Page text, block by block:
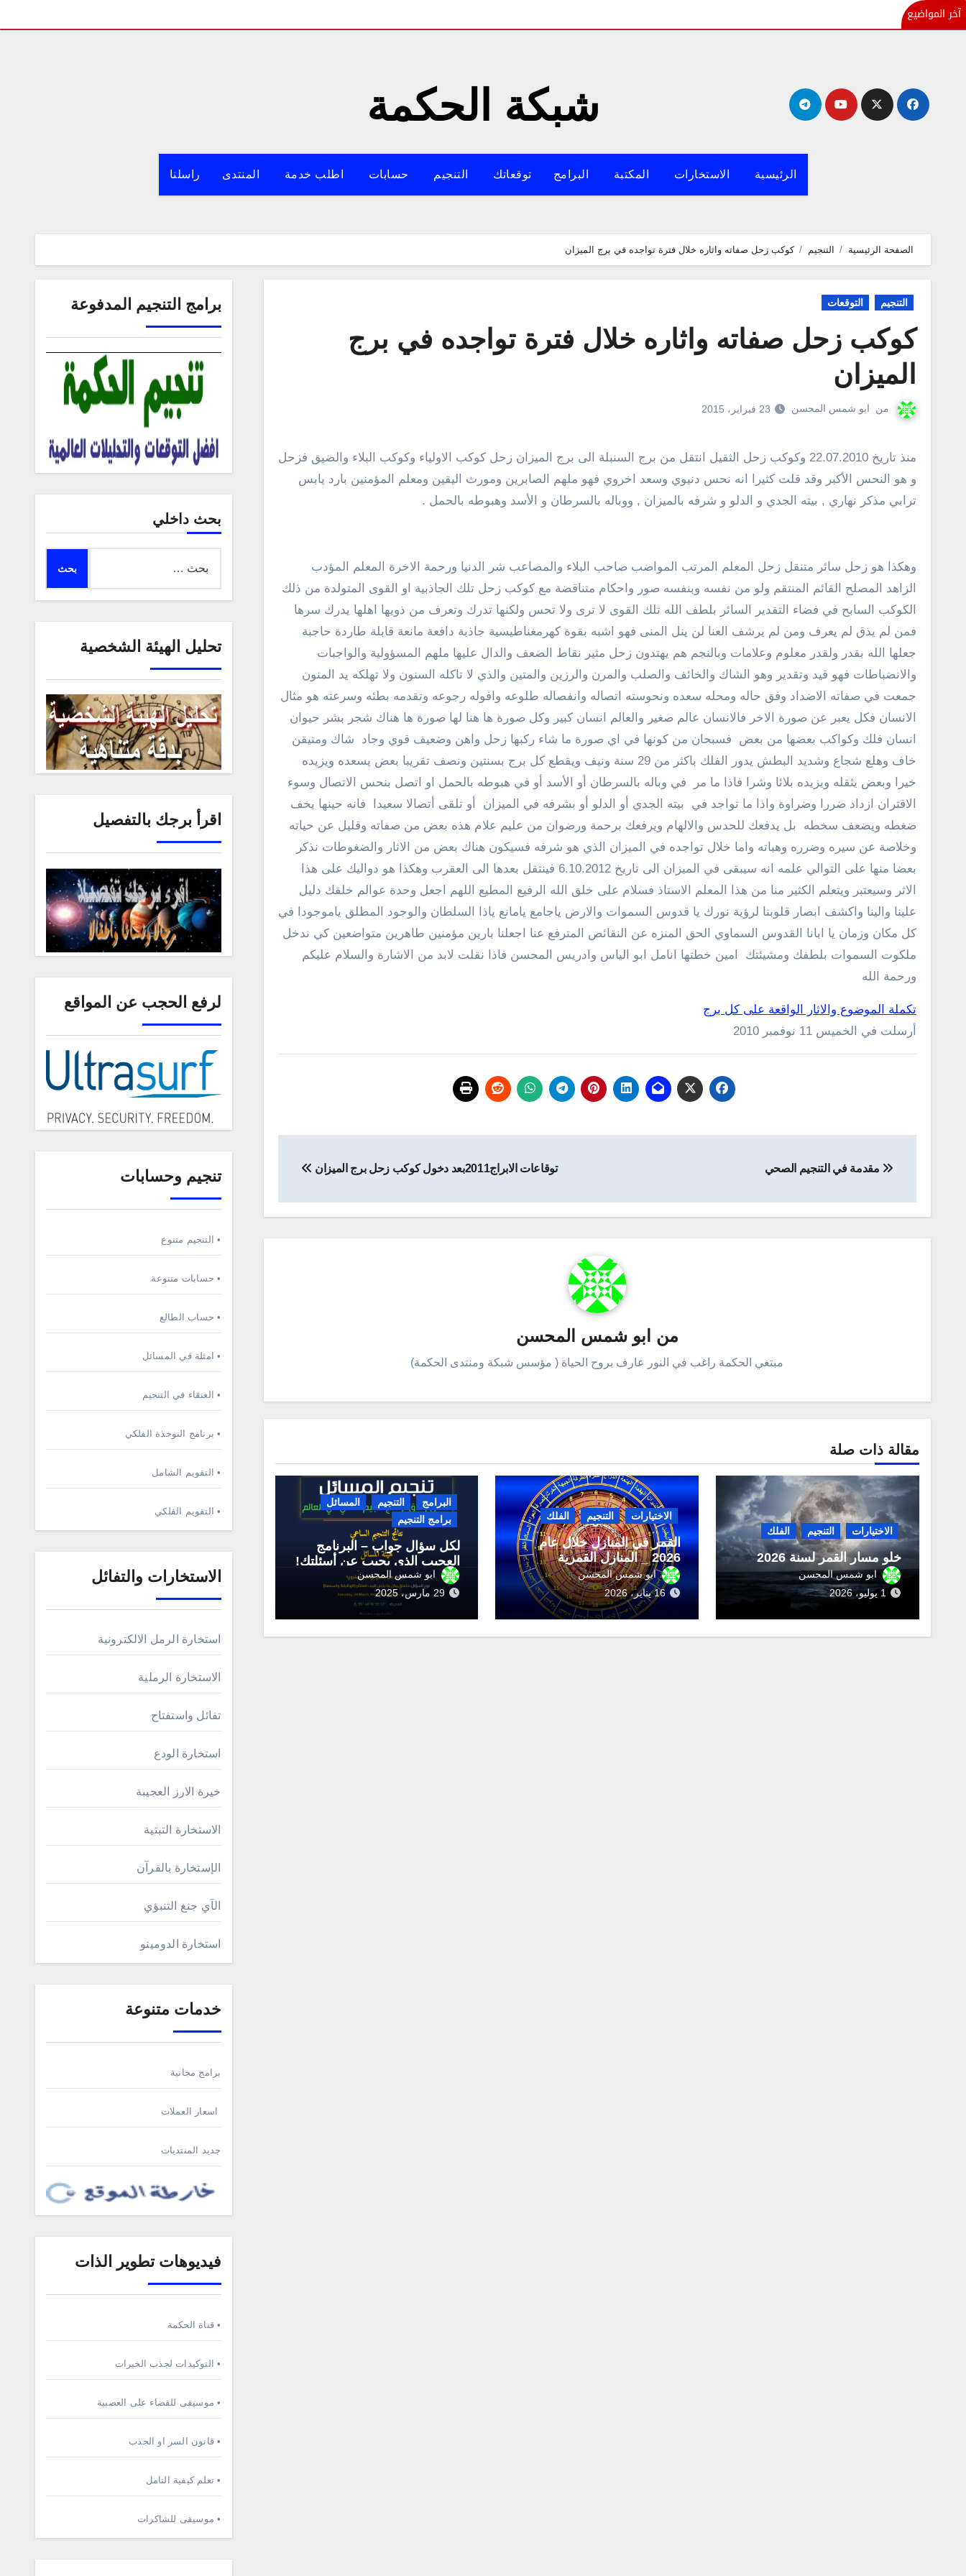
آخر المواضيع
شبكة الحكمة
الرئيسية الاستخارات المكتبة البرامج توقعاتك التنجيم حسابات اطلب خدمة المنتدى راسلنا
الصفحة الرئيسية التنجيم كوكب زحل صفاته واثاره خلال فترة تواجده في برج الميزان
التنجيم التوقعات
كوكب زحل صفاته واثاره خلال فترة تواجده في برج
الميزان
من ابو شمس المحسن 23 فبراير، 2015
منذ تاريخ 22.07.2010 وكوكب زحل الثقيل انتقل من برج السنبلة الى برج الميزان زحل كوكب الاولياء وكوكب البلاء والضيق فزحل
و هو النحس الأكبر وقد قلت كثيرا انه نحس دنيوي وسعد اخروي فهو ملهم الصابرين ومورث اليقين ومعلم المؤمنين بارد يابس
ترابي مذكر نهاري , بيته الجدي و الدلو و شرفه بالميزان , ووباله بالسرطان و الأسد وهبوطه بالحمل .
وهكذا هو زحل سائر متنقل زحل المعلم المرتب المواضب صاحب البلاء والمصاعب شر الدنيا ورحمة الاخرة المعلم المؤدب
الزاهد المصلح القائم المنتقم ولو من نفسه وبنفسه صور واحكام متناقضة مع كوكب زحل تلك الجاذبية او القوى المتولدة من ذلك
الكوكب السابح في فضاء التقدير السائر بلطف الله تلك القوى لا ترى ولا تحس ولكنها تدرك وتعرف من ذويها اهلها يدرك سرها
فمن لم يذق لم يعرف ومن لم يرشف العنا لن ينل المنى فهو اشبه بقوة كهرمغناطيسية جاذبة دافعة مانعة قابلة طاردة حاجبة
جعلها الله بقدر ولقدر معلوم وعلامات وبالنجم هم يهتدون زحل مثير نقاط الضعف والدال عليها ملهم المسؤولية والواجبات
والانضباطات فهو قيد وتقدير وهو الشاك والخائف والصلب والمرن والرزين والمتين والذي لا تاكله السنون ولا تهلكه يد المنون
جمعت في صفاته الاضداد وفق حاله ومحله سعده ونحوسته اتصاله وانفصاله طلوعه وافوله رجوعه وتقدمه بطئه وسرعته هو مثال
الانسان فكل يعبر عن صورة الاخر فالانسان عالم صغير والعالم انسان كبير وكل صورة ها هنا لها صورة ها هناك شجر بشر حيوان
انسان فلك وكواكب بعضها من بعض فسبحان من كونها في اي صورة ما شاء ركبها زحل واهن وضعيف قوي وجاد شاك ومتيقن
خاف وهلع شجاع وشديد البطش يدور الفلك باكثر من 29 سنة ونيف ويقطع كل برج بسنتين ونصف تقريبا بعض يسعده ويزيده
خيرا وبعض يثقله ويزيده بلائا وشرا فاذا ما مر في وباله بالسرطان أو الأسد أو في هبوطه بالحمل او اتصل بنحس الاتصال وسوء
الاقتران ازداد ضررا وضراوة واذا ما تواجد في بيته الجدي أو الدلو أو بشرفه في الميزان أو تلقى أتصالا سعيدا فانه حينها يخف
ضغطه ويضعف سخطه بل يدفعك للحدس والالهام ويرفعك برحمة ورضوان من عليم علام هذه بعض من صفاته وقليل عن حياته
وخلاصة عن سيره وضرره وهباته واما خلال تواجده في الميزان الذي هو شرفه فسيكون هناك بعض من الاثار والضغوطات نذكر
بعضا منها على التوالي علمه انه سيبقى في الميزان الى تاريخ 6.10.2012 فينتقل بعدها الى العقرب وهكذا هو دواليك على هذا
الاثر وسيعتبر ويتعلم الكثير منا من هذا المعلم الاستاذ فسلام على خلق الله الرفيع المطيع اللهم اجعل وحدة عوالم خلقك دليل
علينا والينا واكشف ابصار قلوبنا لرؤية نورك يا قدوس السموات والارض ياجامع يامانع ياذا السلطان والوجود المطلق ياموجودا في
كل مكان وزمان يا ابانا القدوس السماوي الحق المنزه عن النقائص المترفع عنا اجعلنا بارين مؤمنين طاهرين متواضعين كي ندخل
ملكوت السموات بلطفك ومشيئتك امين خطتها انامل ابو الياس وادريس المحسن فاذا نقلت لابد من الاشارة والسلام عليكم
ورحمة الله
تكملة الموضوع والاثار الواقعة على كل برج
أرسلت في الخميس 11 نوفمبر 2010
المقالات
مقدمة في التنجيم الصحي توقاعات الابراج2011بعد دخول كوكب زحل برج الميزان
من ابو شمس المحسن
مبتغي الحكمة راغب في النور عارف بروح الحياة ( مؤسس شبكة ومنتدى الحكمة)
مقالة ذات صلة
الاختيارات التنجيم الفلك
خلو مسار القمر لسنة 2026
ابو شمس المحسن
1 يوليو، 2026
الاختيارات التنجيم الفلك
القمر في المنازل خلال عام
2026 _ المنازل القمرية
ابو شمس المحسن
16 يناير، 2026
البرامج التنجيم
المسائل
برامج التنجيم
لكل سؤال جواب – البرنامج
العجيب الذي يجيب عن أسئلتك!
ابو شمس المحسن
29 مارس، 2025
برامج التنجيم المدفوعة
بحث داخلي
عن:
تحليل الهيئة الشخصية
اقرأ برجك بالتفصيل
لرفع الحجب عن المواقع
تنجيم وحسابات
• التنجيم متنوع
• حسابات متنوعة
• حساب الطالع
• امثلة في المسائل
• العنقاء في التنجيم
• برنامج النوخذة الفلكي
• التقويم الشامل
• التقويم الفلكي
الاستخارات والتفائل
استخارة الرمل الالكترونية
الاستخارة الرملية
تفائل واستفتاح
استخارة الودع
خيرة الارز العجيبة
الاستخارة التبتية
الإستخارة بالقرآن
الآي جنغ التنبؤي
استخارة الدومينو
خدمات متنوعة
برامج مجانية
اسعار العملات
جديد المنتديات
فيديوهات تطوير الذات
• قناة الحكمة
• التوكيدات لجذب الخيرات
• موسيقى للقضاء على العصبية
• قانون السر او الجذب
• تعلم كيفية التامل
• موسيقى للشاكرات